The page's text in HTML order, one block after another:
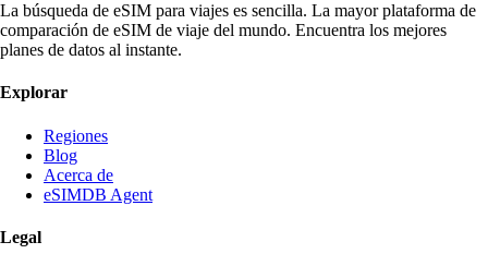
La búsqueda de eSIM para viajes es sencilla. La mayor plataforma de
comparación de eSIM de viaje del mundo. Encuentra los mejores
planes de datos al instante.
Explorar
Regiones
Blog
Acerca de
eSIMDB Agent
Legal